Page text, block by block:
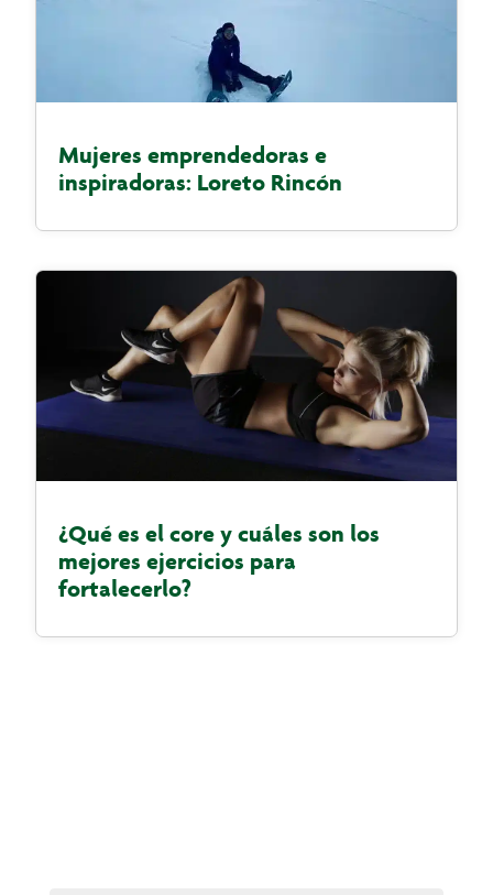
Mujeres emprendedoras e
inspiradoras: Loreto Rincón
¿Qué es el core y cuáles son los
mejores ejercicios para
fortalecerlo?